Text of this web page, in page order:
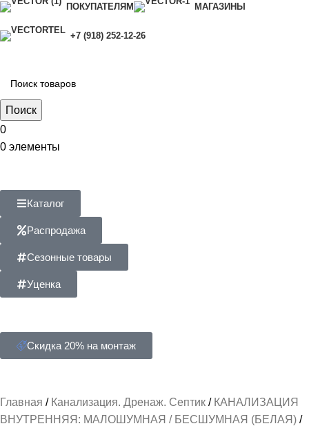
ПОКУПАТЕЛЯМ МАГАЗИНЫ
+7 (918) 252-12-26
Поиск
0
0 элементы
Каталог
Распродажа
Сезонные товары
Уценка
Скидка 20% на монтаж
Главная Канализация. Дренаж. Септик
КАНАЛИЗАЦИЯ
ВНУТРЕННЯЯ: МАЛОШУМНАЯ / БЕСШУМНАЯ (БЕЛАЯ)